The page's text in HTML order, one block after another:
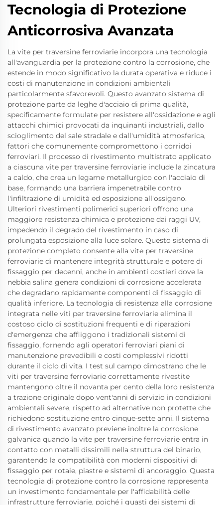
Tecnologia di Protezione
Anticorrosiva Avanzata
La vite per traversine ferroviarie incorpora una tecnologia
all'avanguardia per la protezione contro la corrosione, che
estende in modo significativo la durata operativa e riduce i
costi di manutenzione in condizioni ambientali
particolarmente sfavorevoli. Questo avanzato sistema di
protezione parte da leghe d'acciaio di prima qualità,
specificamente formulate per resistere all'ossidazione e agli
attacchi chimici provocati da inquinanti industriali, dallo
scioglimento del sale stradale e dall'umidità atmosferica,
fattori che comunemente compromettono i corridoi
ferroviari. Il processo di rivestimento multistrato applicato
a ciascuna vite per traversine ferroviarie include la zincatura
a caldo, che crea un legame metallurgico con l'acciaio di
base, formando una barriera impenetrabile contro
l'infiltrazione di umidità ed esposizione all'ossigeno.
Ulteriori rivestimenti polimerici superiori offrono una
maggiore resistenza chimica e protezione dai raggi UV,
impedendo il degrado del rivestimento in caso di
prolungata esposizione alla luce solare. Questo sistema di
protezione completo consente alla vite per traversine
ferroviarie di mantenere integrità strutturale e potere di
fissaggio per decenni, anche in ambienti costieri dove la
nebbia salina genera condizioni di corrosione accelerata
che degradano rapidamente componenti di fissaggio di
qualità inferiore. La tecnologia di resistenza alla corrosione
integrata nelle viti per traversine ferroviarie elimina il
costoso ciclo di sostituzioni frequenti e di riparazioni
d'emergenza che affliggono i tradizionali sistemi di
fissaggio, fornendo agli operatori ferroviari piani di
manutenzione prevedibili e costi complessivi ridotti
durante il ciclo di vita. I test sul campo dimostrano che le
viti per traversine ferroviarie correttamente rivestite
mantengono oltre il novanta per cento della loro resistenza
a trazione originale dopo vent'anni di servizio in condizioni
ambientali severe, rispetto ad alternative non protette che
richiedono sostituzione entro cinque-sette anni. Il sistema
di rivestimento avanzato previene inoltre la corrosione
galvanica quando la vite per traversine ferroviarie entra in
contatto con metalli dissimili nella struttura del binario,
garantendo la compatibilità con moderni dispositivi di
fissaggio per rotaie, piastre e sistemi di ancoraggio. Questa
tecnologia di protezione contro la corrosione rappresenta
un investimento fondamentale per l'affidabilità delle
infrastrutture ferroviarie, poiché i guasti dei sistemi di